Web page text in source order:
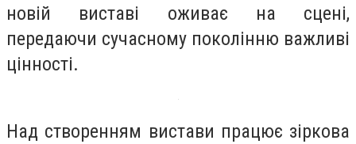
новій виставі оживає на сцені,
передаючи сучасному поколінню важливі
цінності.
Над створенням вистави працює зіркова